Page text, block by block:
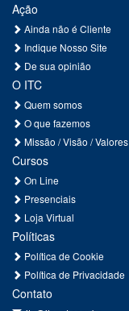
Ação
Ainda não é Cliente
Indique Nosso Site
De sua opinião
O ITC
Quem somos
O que fazemos
Missão / Visão / Valores
Cursos
On Line
Presenciais
Loja Virtual
Políticas
Política de Cookie
Política de Privacidade
Contato